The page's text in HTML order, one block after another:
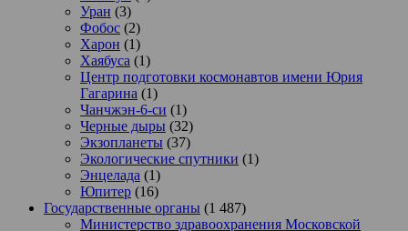
Уран (3)
Фобос (2)
Харон (1)
Хаябуса (1)
Центр подготовки космонавтов имени Юрия
Гагарина (1)
Чанчжэн-6-си (1)
Черные дыры (32)
Экзопланеты (37)
Экологические спутники (1)
Энцелада (1)
Юпитер (16)
Государственные органы (1 487)
Министерство здравоохранения Московской